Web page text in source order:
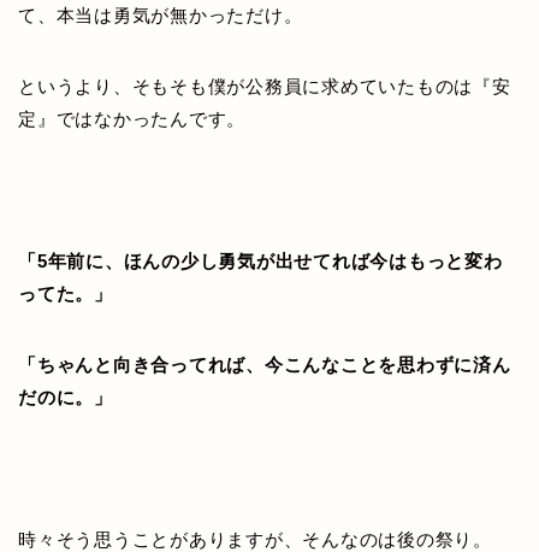
て、本当は勇気が無かっただけ。
というより、そもそも僕が公務員に求めていたものは『安
定』ではなかったんです。
「5年前に、ほんの少し勇気が出せてれば今はもっと変わ
ってた。」
「ちゃんと向き合ってれば、今こんなことを思わずに済ん
だのに。」
時々そう思うことがありますが、そんなのは後の祭り。